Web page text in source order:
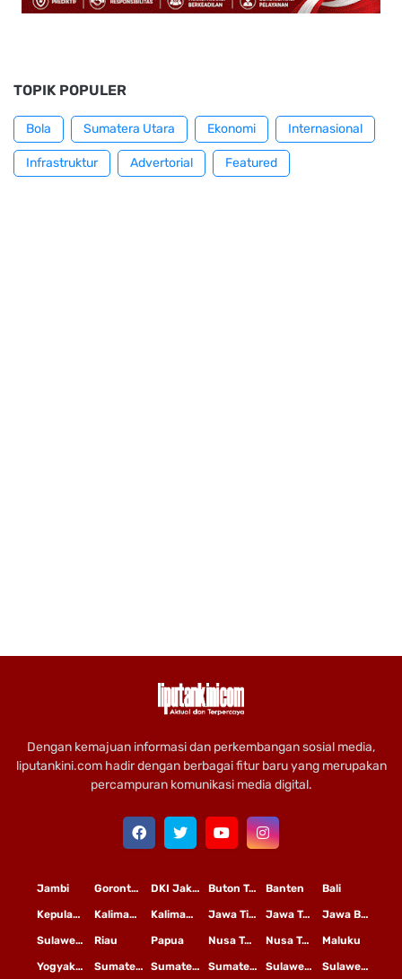
TOPIK POPULER
Bola Sumatera Utara Ekonomi Internasional
Infrastruktur Advertorial Featured
Dengan kemajuan informasi dan perkembangan sosial media,
liputankini.com hadir dengan berbagai fitur baru yang merupakan
percampuran komunikasi media digital.
Bali
Banten
Buton Tengah
DKI Jakarta
Gorontalo
Jambi
Jawa Barat
Jawa Tengah
Jawa Timur
Kalimantan Tengah
Kalimantan Timur
Kepulauan Riau
Maluku
Nusa Tenggara Barat
Nusa Tenggara Timur
Papua
Riau
Sulawesi Selatan
Sulawesi Tengah
Sulawesi Utara
Sumatera Barat
Sumatera Selatan
Sumatera Utara
Yogyakarta